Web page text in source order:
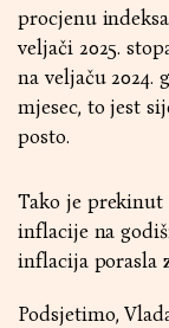
procjenu
veljači 2025.
na veljaču 2024.
mjesec, to jest
posto.
Tako je prekinut
inflacije na
inflacija porasla
Podsjetimo,